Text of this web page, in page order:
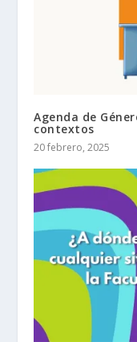
Agenda de
contextos
20 febrero, 2025